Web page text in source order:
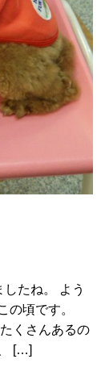
たね。 よう
の頃です。
くさんあるの
[…]